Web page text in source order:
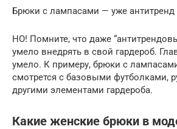
Брюки с лампасами — уже антитренд
НО! Помните, что даже
умело внедрять в свой гардероб.
умело. К примеру, брюки с
смотрется с базовыми футболками,
другими элементами гардероба.
Какие женские брюки в